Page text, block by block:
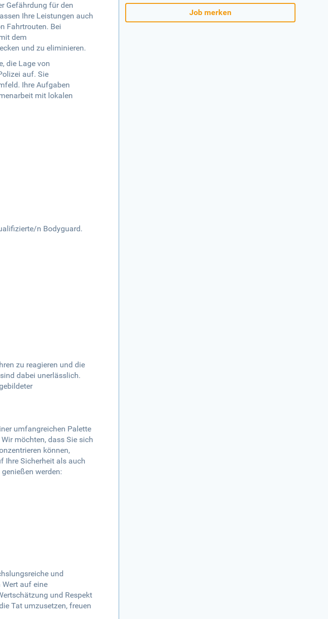
Gefährdung für den
Ihre Leistungen auch
Fahrtrouten. Bei
dem
und zu eliminieren.
die Lage von
auf. Sie
Ihre Aufgaben
mit lokalen
n Bodyguard.
zu reagieren und die
dabei unerlässlich.
umfangreichen Palette
möchten, dass Sie sich
können,
Ihre Sicherheit als auch
werden:
und
auf eine
und Respekt
Tat umzusetzen, freuen
Job merken